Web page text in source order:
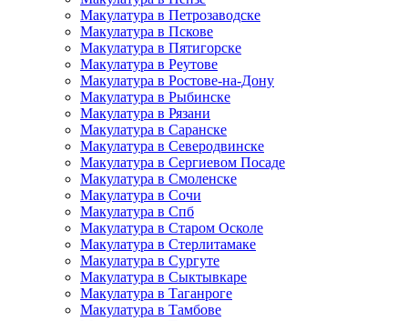
Макулатура в Петрозаводске
Макулатура в Пскове
Макулатура в Пятигорске
Макулатура в Реутове
Макулатура в Ростове-на-Дону
Макулатура в Рыбинске
Макулатура в Рязани
Макулатура в Саранске
Макулатура в Северодвинске
Макулатура в Сергиевом Посаде
Макулатура в Смоленске
Макулатура в Сочи
Макулатура в Спб
Макулатура в Старом Осколе
Макулатура в Стерлитамаке
Макулатура в Сургуте
Макулатура в Сыктывкаре
Макулатура в Таганроге
Макулатура в Тамбове